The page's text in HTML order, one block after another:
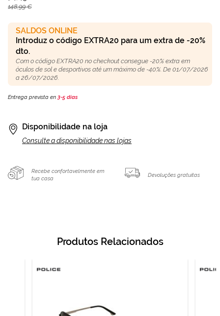
148,99 €
SALDOS ONLINE
Introduz o código EXTRA20 para um extra de -20%
dto.
Com o código EXTRA20 no checkout consegue -20% extra em
óculos de sol e desportivos até um máximo de -40%. De 01/07/2026
a 26/07/2026.
Entrega prevista en3-5 días
Disponibilidade na loja
Consulte a disponibilidade nas lojas
Recebe confortavelmente em
tua casa
Devoluções gratuitas
Produtos Relacionados